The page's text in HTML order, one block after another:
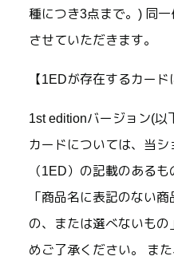
種につき3点まで。) 同
させていただきます。
【1EDが存在するカード
1st editionバージョン(以
カードについては、当シ
（1ED）の記載のある
「商品名に表記のない
の、または選べないも
めご了承ください。 ま